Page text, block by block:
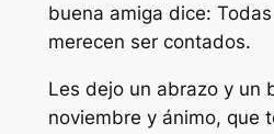
buena amiga dice:
merecen ser contados.
Les dejo un abrazo y un
noviembre y ánimo, que